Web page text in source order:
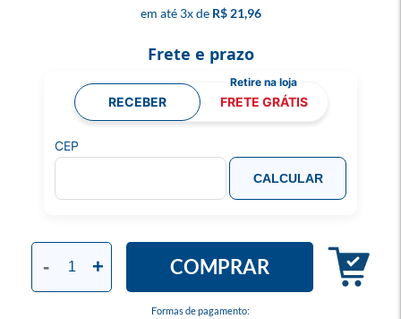
3x R$ 21,96
Formas de pagamento:
- + COMPRAR
Frete e prazo
RECEBER FRETE GRÁTIS
CEP
CALCULAR